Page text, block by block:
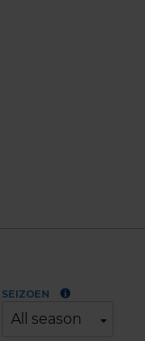
SEIZOEN
All season